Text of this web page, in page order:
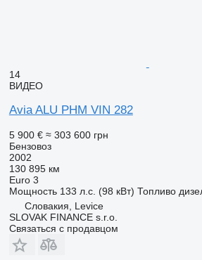
14
ВИДЕО
Avia ALU PHM VIN 282
5 900 € ≈ 303 600 грн
Бензовоз
2002
130 895 км
Euro 3
Мощность 133 л.с. (98 кВт) Топливо
Словакия, Levice
SLOVAK FINANCE s.r.o.
Связаться с продавцом